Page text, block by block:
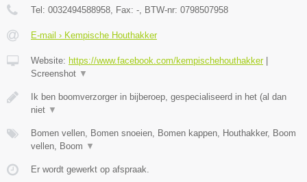
Tel: 0032494588958, Fax: -, BTW-nr: 0798507958
E-mail › Kempische Houthakker
Website: https://www.facebook.com/kempischehouthakker|
Screenshot ▼
Ik ben boomverzorger in bijberoep, gespecialiseerd in het (al dan
niet ▼
Bomen vellen, Bomen snoeien, Bomen kappen, Houthakker, Boom
vellen, Boom ▼
Er wordt gewerkt op afspraak.